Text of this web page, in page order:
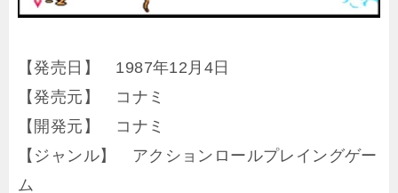
【発売日】 1987年12月4日
【発売元】 コナミ
【開発元】 コナミ
【ジャンル】 アクションロールプレイングゲー
ム